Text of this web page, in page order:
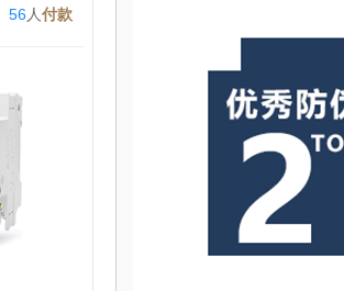
56人付款